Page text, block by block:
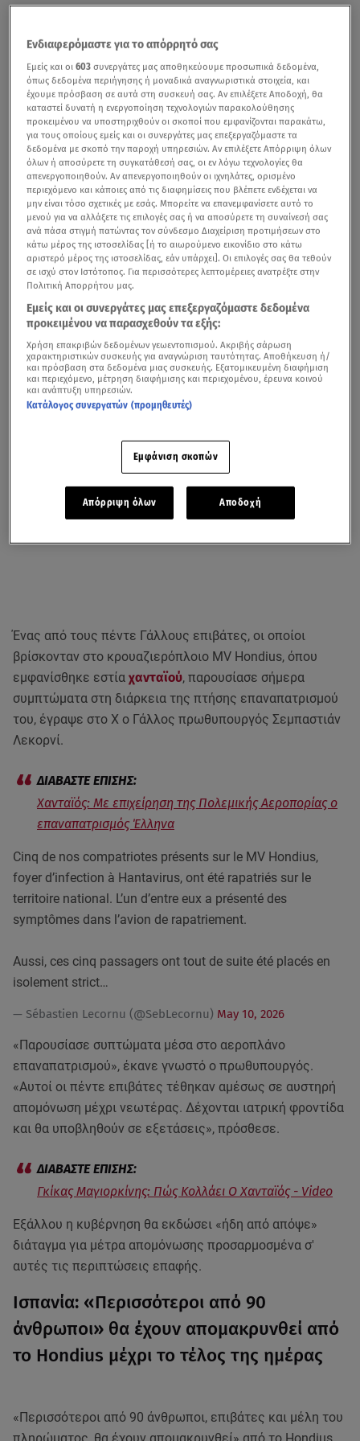
Ένας από τους πέντε Γάλλους επιβάτες, οι οποίοι
βρίσκονταν στο κρουαζιερόπλοιο MV Hondius, όπου
εμφανίσθηκε εστία χανταϊού, παρουσίασε σήμερα
συμπτώματα στη διάρκεια της πτήσης επαναπατρισμού
του, έγραψε στο X ο Γάλλος πρωθυπουργός Σεμπαστιάν
Λεκορνί.
Χανταϊός: Με επιχείρηση της Πολεμικής Αεροπορίας ο
επαναπατρισμός Έλληνα
Cinq de nos compatriotes présents sur le MV Hondius,
foyer d’infection à Hantavirus, ont été rapatriés sur le
territoire national. L’un d’entre eux a présenté des
symptômes dans l’avion de rapatriement.
Aussi, ces cinq passagers ont tout de suite été placés en
isolement strict…
— Sébastien Lecornu (@SebLecornu) May 10, 2026
«Παρουσίασε συπτώματα μέσα στο αεροπλάνο
επαναπατρισμού», έκανε γνωστό ο πρωθυπουργός.
«Αυτοί οι πέντε επιβάτες τέθηκαν αμέσως σε αυστηρή
απομόνωση μέχρι νεωτέρας. Δέχονται ιατρική φροντίδα
και θα υποβληθούν σε εξετάσεις», πρόσθεσε.
Γκίκας Μαγιορκίνης: Πώς Κολλάει Ο Χανταϊός - Video
Εξάλλου η κυβέρνηση θα εκδώσει «ήδη από απόψε»
διάταγμα για μέτρα απομόνωσης προσαρμοσμένα σ'
αυτές τις περιπτώσεις επαφής.
Ισπανία: «Περισσότεροι από 90
άνθρωποι» θα έχουν απομακρυνθεί από
το Hondius μέχρι το τέλος της ημέρας
«Περισσότεροι από 90 άνθρωποι, επιβάτες και μέλη του
Ενδιαφερόμαστε για το απόρρητό σας
Εμείς και οι603 συνεργάτες μας αποθηκεύουμε προσωπικά δεδομένα,
όπως δεδομένα περιήγησης ή μοναδικά αναγνωριστικά στοιχεία, και
έχουμε πρόσβαση σε αυτά στη συσκευή σας. Αν επιλέξετε Αποδοχή, θα
καταστεί δυνατή η ενεργοποίηση τεχνολογιών παρακολούθησης
προκειμένου να υποστηριχθούν οι σκοποί που εμφανίζονται παρακάτω,
για τους οποίους εμείς και οι συνεργάτες μας επεξεργαζόμαστε τα
δεδομένα με σκοπό την παροχή υπηρεσιών. Αν επιλέξετε Απόρριψη όλων
όλων ή αποσύρετε τη συγκατάθεσή σας, οι εν λόγω τεχνολογίες θα
απενεργοποιηθούν. Αν απενεργοποιηθούν οι ιχνηλάτες, ορισμένο
περιεχόμενο και κάποιες από τις διαφημίσεις που βλέπετε ενδέχεται να
μην είναι τόσο σχετικές με εσάς. Μπορείτε να επανεμφανίσετε αυτό το
μενού για να αλλάξετε τις επιλογές σας ή να αποσύρετε τη συναίνεσή σας
ανά πάσα στιγμή πατώντας τον σύνδεσμο Διαχείριση προτιμήσεων στο
κάτω μέρος της ιστοσελίδας [ή το αιωρούμενο εικονίδιο στο κάτω
αριστερό μέρος της ιστοσελίδας, εάν υπάρχει]. Οι επιλογές σας θα τεθούν
σε ισχύ στον Ιστότοπος. Για περισσότερες λεπτομέρειες ανατρέξτε στην
Πολιτική Απορρήτου μας.
Εμείς και οι συνεργάτες μας επεξεργαζόμαστε δεδομένα
προκειμένου να παρασχεθούν τα εξής:
Χρήση επακριβών δεδομένων γεωεντοπισμού. Ακριβής σάρωση
χαρακτηριστικών συσκευής για αναγνώριση ταυτότητας. Αποθήκευση ή/
και πρόσβαση στα δεδομένα μιας συσκευής. Εξατομικευμένη διαφήμιση
και περιεχόμενο, μέτρηση διαφήμισης και περιεχομένου, έρευνα κοινού
και ανάπτυξη υπηρεσιών.
Κατάλογος συνεργατών (προμηθευτές)
Εμφάνιση σκοπών
Απόρριψη όλων Αποδοχή